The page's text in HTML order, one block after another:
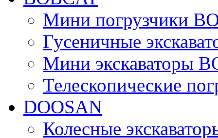
Мини погрузчики
Гусеничные
Мини экскаваторы
Телескопические
DOOSAN
Колесные